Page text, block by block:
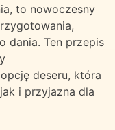
to nowoczesny
dania. Ten przepis
deseru, która
i przyjazna dla